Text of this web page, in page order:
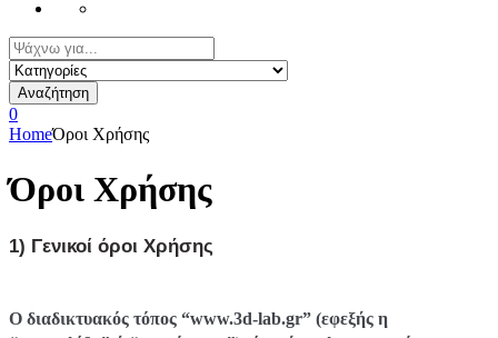
Αναζήτηση
για:
Αναζήτηση
0
HomeΌροι Χρήσης
Όροι Χρήσης
1) Γενικοί όροι Χρήσης
Ο διαδικτυακός τόπος “www.3d-lab.gr” (εφεξής η